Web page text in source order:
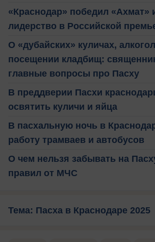
«Краснодар» победил «Ахмат»
лидерство в Российской
О «дубайских» куличах,
посещении кладбищ:
главные вопросы про Пасху
В преддверии Пасхи
освятить куличи и яйца
В пасхальную ночь в
работу трамваев и автобусов
О чем нельзя забывать на
правил от МЧС
Тема: Пасха в Краснодаре 2025